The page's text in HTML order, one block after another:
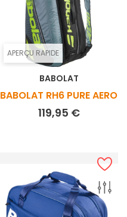
APERÇU RAPIDE
BABOLAT
BABOLAT RH6 PURE AERO
119,95 €Prix